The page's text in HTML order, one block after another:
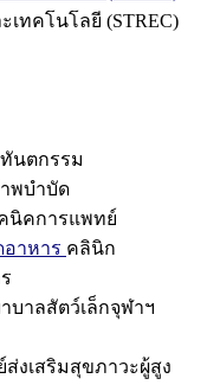
ทคโนโลยี (STREC)
นตกรรม
พบำบัด
นิคการแพทย์
าหาร คลินิก
บาลสัตว์เล็กจุฬาฯ
ส่งเสริมสุขภาวะผู้สูง